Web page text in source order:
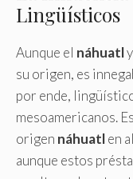
Lingüísticos
Aunque el náhuatl
su origen, es
por ende,
mesoamericanos.
origen náhuatlen
aunque estos